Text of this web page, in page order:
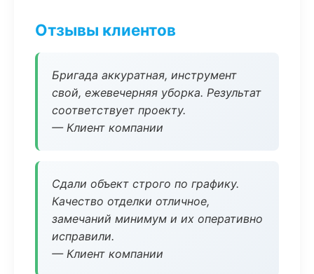
Отзывы клиентов
Бригада аккуратная, инструмент
свой, ежевечерняя уборка. Результат
соответствует проекту.
— Клиент компании
Сдали объект строго по графику.
Качество отделки отличное,
замечаний минимум и их оперативно
исправили.
— Клиент компании